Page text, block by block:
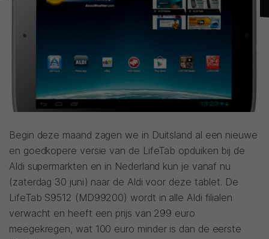
Begin deze maand zagen we in Duitsland al een nieuwe
en goedkopere versie van de LifeTab opduiken bij de
Aldi supermarkten en in Nederland kun je vanaf nu
(zaterdag 30 juni) naar de Aldi voor deze tablet. De
LifeTab S9512 (MD99200) wordt in alle Aldi filialen
verwacht en heeft een prijs van 299 euro
meegekregen, wat 100 euro minder is dan de eerste